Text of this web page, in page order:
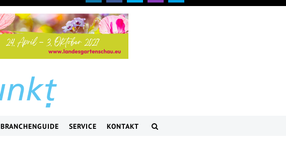
BRANCHENGUIDE SERVICE KONTAKT